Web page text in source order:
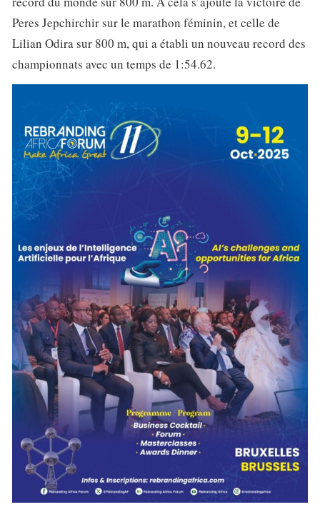
Peres Jepchirchir sur le marathon féminin, et celle de
Lilian Odira sur 800 m, qui a établi un nouveau record des
championnats avec un temps de 1:54.62.